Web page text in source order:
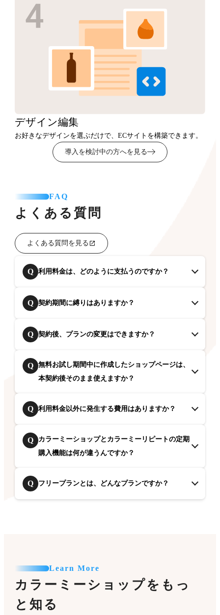
デザイン編集
お好きなデザインを選ぶだけで、ECサイトを構築できます。
導入を検討中の方へを見る
FAQ
よくある質問
よくある質問を見る
Q 利用料金は、どのように支払うのですか？
Q 契約期間に縛りはありますか？
Q 契約後、プランの変更はできますか？
Q
無料お試し期間中に作成したショップページは、
本契約後そのまま使えますか？
Q 利用料金以外に発生する費用はありますか？
Q
カラーミーショップとカラーミーリピートの定期
購入機能は何が違うんですか？
Q フリープランとは、どんなプランですか？
Learn More
カラーミーショップをもっ
と知る